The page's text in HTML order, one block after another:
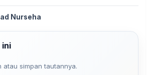
Nurseha
ini
atau simpan tautannya.